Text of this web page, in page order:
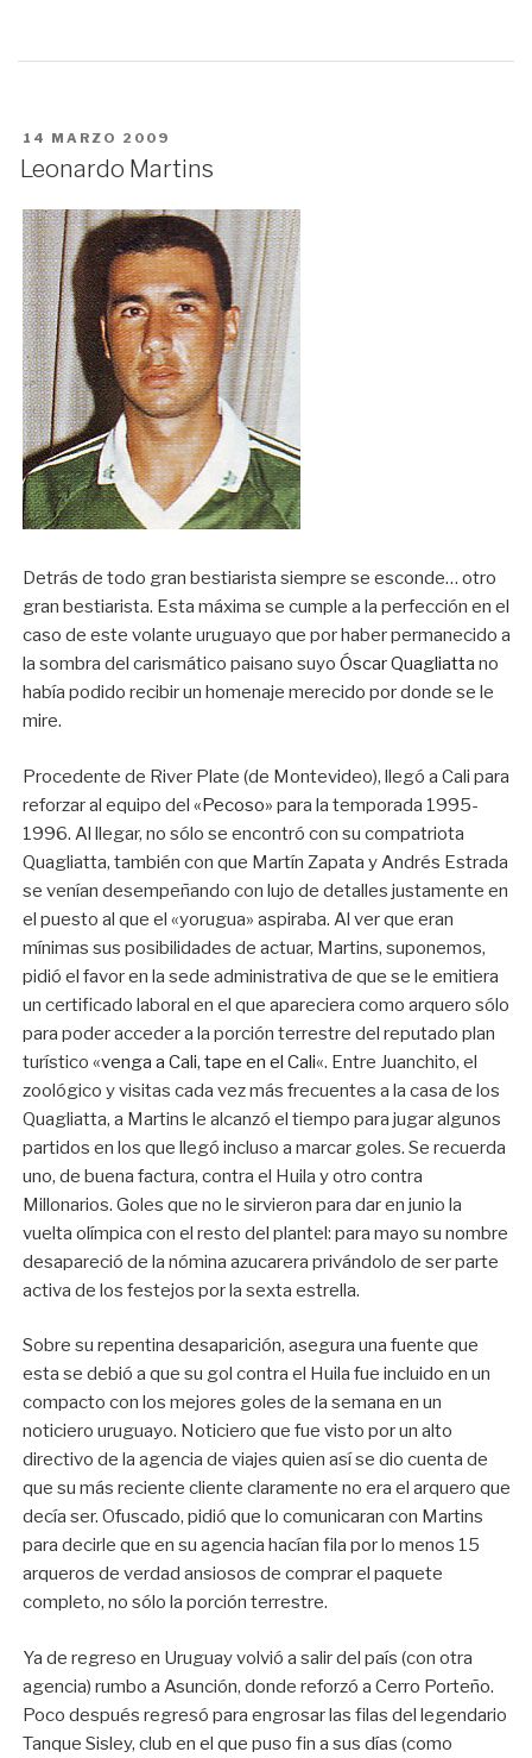
PUBLICADO
EN
14 MARZO 2009
Leonardo Martins
Detrás de todo gran bestiarista siempre se esconde… otro
gran bestiarista. Esta máxima se cumple a la perfección en el
caso de este volante uruguayo que por haber permanecido a
la sombra del carismático paisano suyoÓscar Quagliattano
había podido recibir un homenaje merecido por donde se le
mire.
Procedente de River Plate (de Montevideo), llegó a Cali para
reforzar al equipo del «Pecoso» para la temporada 1995-
1996. Al llegar, no sólo se encontró con su compatriota
Quagliatta, también con que Martín Zapata y Andrés Estrada
se venían desempeñando con lujo de detalles justamente en
el puesto al que el «yorugua» aspiraba. Al ver que eran
mínimas sus posibilidades de actuar, Martins, suponemos,
pidió el favor en la sede administrativa de que se le emitiera
un certificado laboral en el que apareciera como arquero sólo
para poder acceder a la porción terrestre del reputado plan
turístico «venga a Cali, tape en el Cali«. Entre Juanchito, el
zoológico y visitas cada vez más frecuentes a la casa de los
Quagliatta, a Martins le alcanzó el tiempo para jugar algunos
partidos en los que llegó incluso a marcar goles. Se recuerda
uno, de buena factura, contra el Huila y otro contra
Millonarios. Goles que no le sirvieron para dar en junio la
vuelta olímpica con el resto del plantel: para mayo su nombre
desapareció de la nómina azucarera privándolo de ser parte
activa de los festejos por la sexta estrella.
Sobre su repentina desaparición, asegura una fuente que
esta se debió a que su gol contra el Huila fue incluido en un
compacto con los mejores goles de la semana en un
noticiero uruguayo. Noticiero que fue visto por un alto
directivo de la agencia de viajes quien así se dio cuenta de
que su más reciente cliente claramente no era el arquero que
decía ser. Ofuscado, pidió que lo comunicaran con Martins
para decirle que en su agencia hacían fila por lo menos 15
arqueros de verdad ansiosos de comprar el paquete
completo, no sólo la porción terrestre.
Ya de regreso en Uruguay volvió a salir del país (con otra
agencia) rumbo a Asunción, donde reforzó a Cerro Porteño.
Poco después regresó para engrosar las filas del legendario
Tanque Sisley, club en el que puso fin a sus días (como